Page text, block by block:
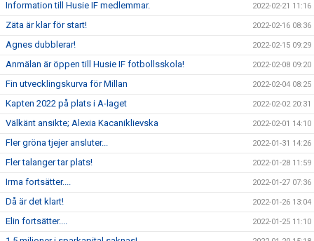
Information till Husie IF medlemmar. 2022-02-21 11:16
Zäta är klar för start! 2022-02-16 08:36
Agnes dubblerar! 2022-02-15 09:29
Anmälan är öppen till Husie IF fotbollsskola! 2022-02-08 09:20
Fin utvecklingskurva för Millan 2022-02-04 08:25
Kapten 2022 på plats i A-laget 2022-02-02 20:31
Välkänt ansikte; Alexia Kacaniklievska 2022-02-01 14:10
Fler gröna tjejer ansluter... 2022-01-31 14:26
Fler talanger tar plats! 2022-01-28 11:59
Irma fortsätter.... 2022-01-27 07:36
Då är det klart! 2022-01-26 13:04
Elin fortsätter.... 2022-01-25 11:10